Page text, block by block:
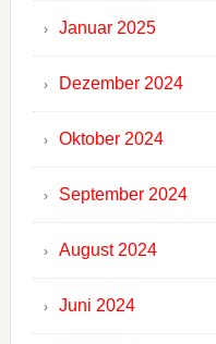
Januar 2025
Dezember 2024
Oktober 2024
September 2024
August 2024
Juni 2024